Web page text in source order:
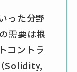
った分野
需要は根
コントラ
Solidity,